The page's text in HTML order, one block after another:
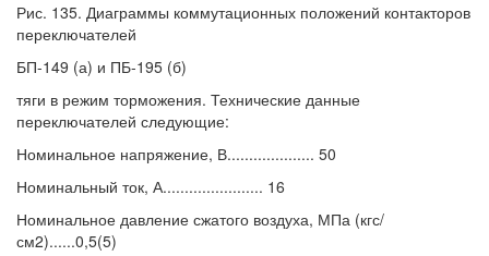
Рис. 135. Диаграммы коммутационных положений контакторов
переключателей
БП-149 (а) и ПБ-195 (б)
тяги в режим торможения. Технические данные
переключателей следующие:
Номинальное напряжение, В.................... 50
Номинальный ток, А....................... 16
Номинальное давление сжатого воздуха, МПа (кгс/
см2)......0,5(5)